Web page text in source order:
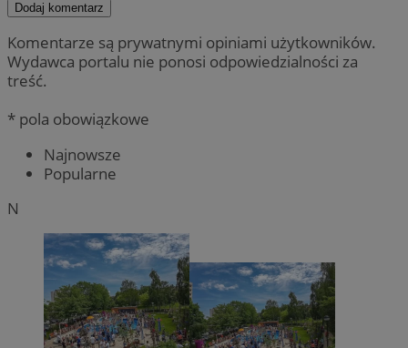
Dodaj komentarz
Komentarze są prywatnymi opiniami użytkowników.
Wydawca portalu nie ponosi odpowiedzialności za
treść.
* pola obowiązkowe
Najnowsze
Popularne
N